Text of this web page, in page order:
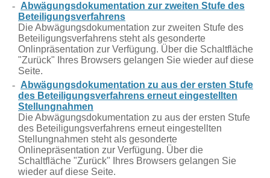
Abwägungsdokumentation zur zweiten Stufe des
Beteiligungsverfahrens
Die Abwägungsdokumentation zur zweiten Stufe des
Beteiligungsverfahrens steht als gesonderte
Onlinpräsentation zur Verfügung. Über die Schaltfläche
"Zurück" Ihres Browsers gelangen Sie wieder auf diese
Seite.
Abwägungsdokumentation zu aus der ersten Stufe
des Beteiligungsverfahrens erneut eingestellten
Stellungnahmen
Die Abwägungsdokumentation zu aus der ersten Stufe
des Beteiligungsverfahrens erneut eingestellten
Stellungnahmen steht als gesonderte
Onlinepräsentation zur Verfügung. Über die
Schaltfläche "Zurück" Ihres Browsers gelangen Sie
wieder auf diese Seite.